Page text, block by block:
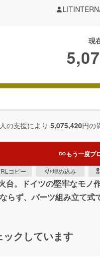
現
人の支援により 5,075,420円の
もう一度プ
コピー 埋め込み
台。ドイツの堅牢なモ
らず、パーツ組み立て
クしています